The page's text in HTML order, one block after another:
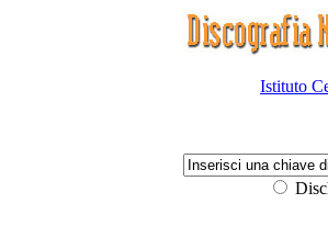
Istituto